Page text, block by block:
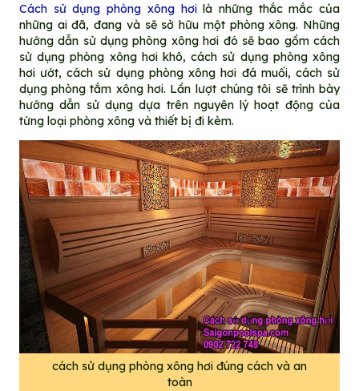
Cách sử dụng phòng xông hơilà những thắc mắc của
những ai đã, đang và sẽ sở hữu một phòng xông. Những
hướng dẫn sử dụng phòng xông hơi đó sẽ bao gồm cách
sử dụng phòng xông hơi khô, cách sử dụng phòng xông
hơi ướt, cách sử dụng phòng xông hơi đá muối, cách sử
dụng phòng tắm xông hơi. Lần lượt chúng tôi sẽ trình bày
hướng dẫn sử dụng dựa trên nguyên lý hoạt động của
từng loại phòng xông và thiết bị đi kèm.
cách sử dụng phòng xông hơi đúng cách và an
toàn